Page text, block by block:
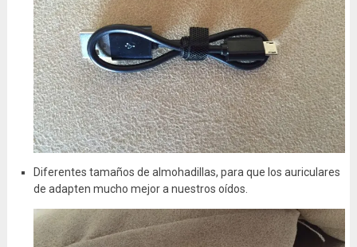
Diferentes tamaños de almohadillas, para que los auriculares
de adapten mucho mejor a nuestros oídos.